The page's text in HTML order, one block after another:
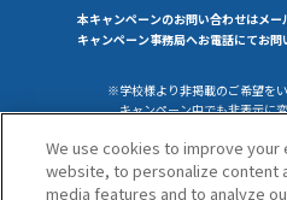
本キャンペーンのお問い合わせはメー
キャンペーン事務局へお電話にてお問
※学校様より非掲載のご希望を
キャンペーン中でも非表示に
We use cookies to improve your
website, to personalize content
media features and to analyze